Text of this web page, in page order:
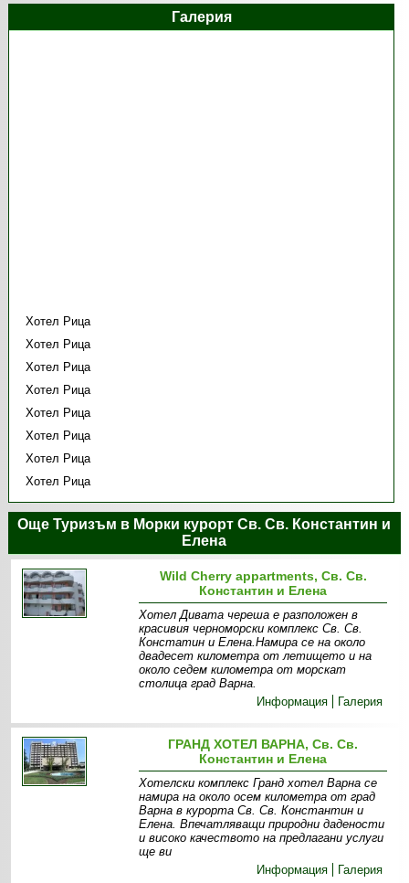
Галерия
Хотел Рица
Хотел Рица
Хотел Рица
Хотел Рица
Хотел Рица
Хотел Рица
Хотел Рица
Хотел Рица
Още Туризъм в Морки курорт Св. Св. Константин и
Елена
Wild Cherry appartments, Св. Св.
Константин и Елена
Хотел Дивата череша е разположен в
красивия черноморски комплекс Св. Св.
Констатин и Елена.Намира се на около
двадесет километра от летището и на
около седем километра от морскат
столица град Варна.
Информация
Галерия
ГРАНД ХОТЕЛ ВАРНА, Св. Св.
Константин и Елена
Хотелски комплекс Гранд хотел Варна се
намира на около осем километра от град
Варна в курорта Св. Св. Константин и
Елена. Впечатляващи природни дадености
и високо качеството на предлагани услуги
ще ви
Информация
Галерия